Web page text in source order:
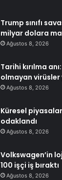
Trump sınıfı
milyar dolara
Ağustos 8, 2026
Tarihi kırılma
olmayan virüsler
Ağustos 8, 2026
Küresel
odaklandı
Ağustos 8, 2026
Volkswagen’in
100 işçi iş bıraktı
Ağustos 8, 2026